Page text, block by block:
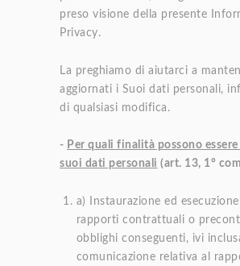
preso visione della presente
Privacy.
La preghiamo di aiutarci a
aggiornati i Suoi dati personali,
di qualsiasi modifica.
- Per quali finalità possono
suoi dati personali (art. 13, 1°
a) Instaurazione ed
rapporti contrattuali o
obblighi conseguenti, ivi
comunicazione relativa al